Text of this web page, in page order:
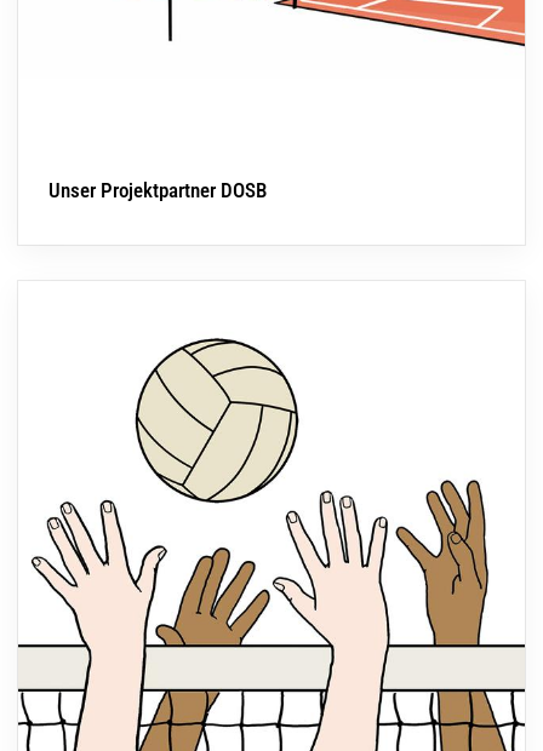
Unser Projektpartner DOSB